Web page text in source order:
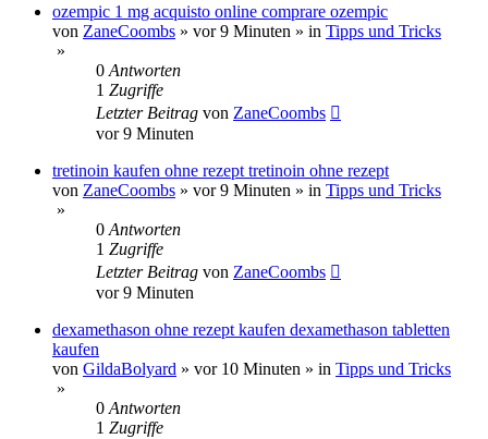
ozempic 1 mg acquisto online comprare ozempic
von ZaneCoombs » vor 9 Minuten » in Tipps und Tricks
»
0 Antworten
1 Zugriffe
Letzter Beitrag von ZaneCoombs
vor 9 Minuten
tretinoin kaufen ohne rezept tretinoin ohne rezept
von ZaneCoombs » vor 9 Minuten » in Tipps und Tricks
»
0 Antworten
1 Zugriffe
Letzter Beitrag von ZaneCoombs
vor 9 Minuten
dexamethason ohne rezept kaufen dexamethason tabletten
kaufen
von GildaBolyard » vor 10 Minuten » in Tipps und Tricks
»
0 Antworten
1 Zugriffe